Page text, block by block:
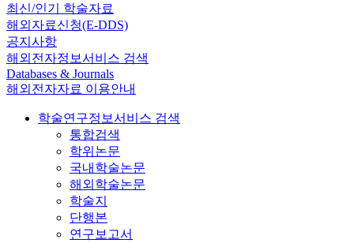
최신/인기 학술자료
해외자료신청(E-DDS)
공지사항
해외전자정보서비스 검색
Databases & Journals
해외전자자료 이용안내
학술연구정보서비스 검색
통합검색
학위논문
국내학술논문
해외학술논문
학술지
단행본
연구보고서